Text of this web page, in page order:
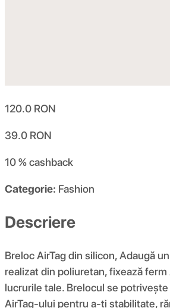
120.0 RON
39.0 RON
10 %cashback
Categorie: Fashion
Descriere
Breloc AirTag din silicon, Adaugă
realizat din poliuretan, fixează ferm
lucrurile tale. Brelocul se
AirTag-ului pentru a-ți stabilitate,